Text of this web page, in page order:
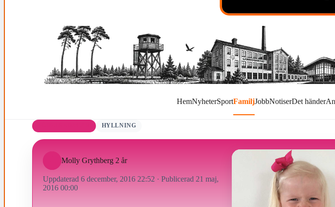
HemNyheterSportFamiljJobbNotiserDet händer
HYLLNING
Molly Grythberg 2 år
Uppdaterad 6 december, 2016 22:52 · Publicerad 21 maj,
2016 00:00